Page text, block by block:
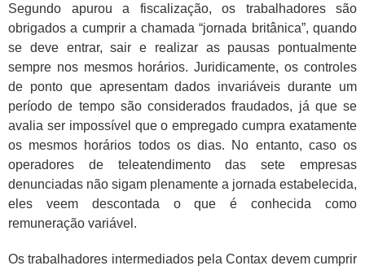
Segundo apurou a fiscalização, os trabalhadores são
obrigados a cumprir a chamada “jornada britânica”, quando
se deve entrar, sair e realizar as pausas pontualmente
sempre nos mesmos horários. Juridicamente, os controles
de ponto que apresentam dados invariáveis durante um
período de tempo são considerados fraudados, já que se
avalia ser impossível que o empregado cumpra exatamente
os mesmos horários todos os dias. No entanto, caso os
operadores de teleatendimento das sete empresas
denunciadas não sigam plenamente a jornada estabelecida,
eles veem descontada o que é conhecida como
remuneração variável.
Os trabalhadores intermediados pela Contax devem cumprir